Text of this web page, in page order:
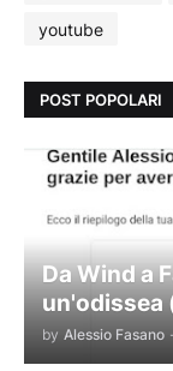
youtube
POST POPOLARI
Da Wind a
un'odissea
by Alessio Fasano